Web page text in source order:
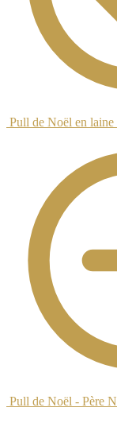
Pull de Noël en laine
Pull de Noël - Père